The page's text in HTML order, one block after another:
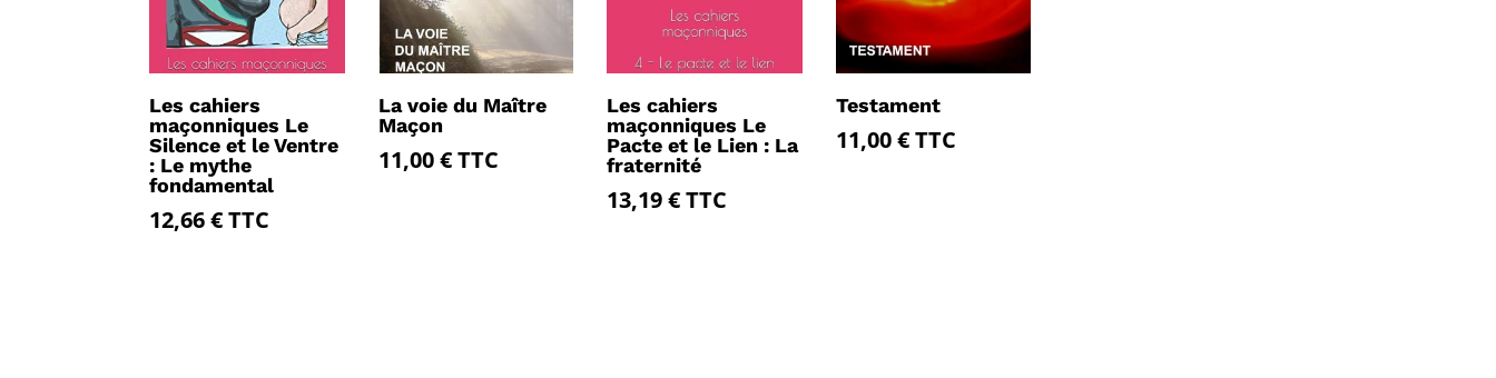
Les cahiers
maçonniques Le
Silence et le Ventre
: Le mythe
fondamental
12,66€ TTC
La voie du Maître
Maçon
11,00€TTC
Les cahiers
maçonniques Le
Pacte et le Lien : La
fraternité
13,19€TTC
Testament
11,00€TTC